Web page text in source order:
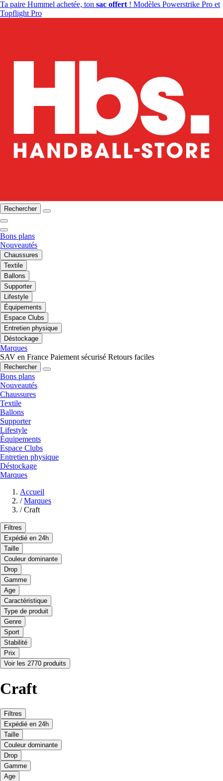
Ta paire Hummel achetée, ton sac offert ! Modèles Powerstrike Pro et
Topflight Pro
Rechercher
Bons plans
Nouveautés
Chaussures
Textile
Ballons
Supporter
Lifestyle
Équipements
Espace Clubs
Entretien physique
Déstockage
Marques
SAV en France Paiement sécurisé Retours faciles
Rechercher
Bons plans
Nouveautés
Chaussures
Textile
Ballons
Supporter
Lifestyle
Équipements
Espace Clubs
Entretien physique
Déstockage
Marques
Accueil
/ Marques
/ Craft
Filtres
Expédié en 24h
Taille
Couleur dominante
Drop
Gamme
Age
Caractéristique
Type de produit
Genre
Sport
Stabilité
Prix
Voir les 2770 produits
Craft
Filtres
Expédié en 24h
Taille
Couleur dominante
Drop
Gamme
Age